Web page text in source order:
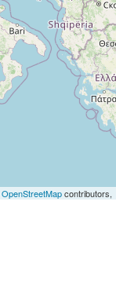
OpenStreetMapcontributors,